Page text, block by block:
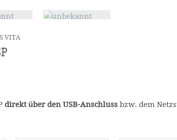
VITA
direkt über den USB-Anschluss bzw. dem